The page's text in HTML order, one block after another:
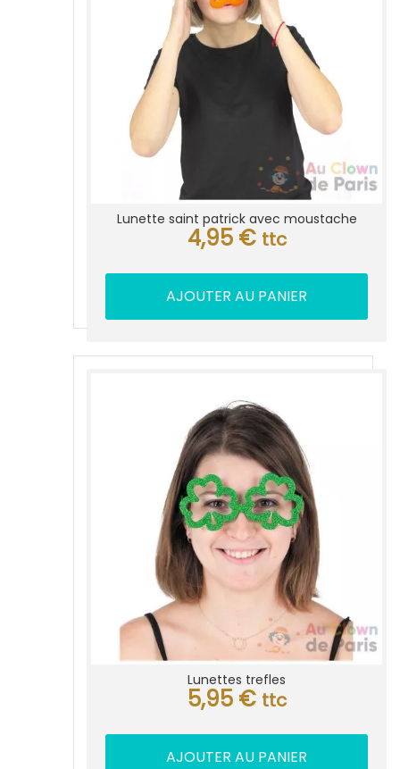
Lunette saint patrick avec moustache
4,95 € ttc
AJOUTER AU PANIER
Lunettes trefles
5,95 € ttc
AJOUTER AU PANIER